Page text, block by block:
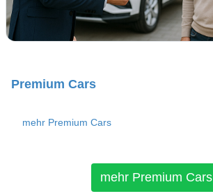
Premium Cars
mehr Premium Cars
mehr Premium Cars